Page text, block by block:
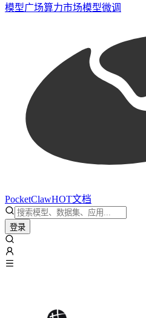
模型广场算力市场模型微调
PocketClawHOT文档
登录